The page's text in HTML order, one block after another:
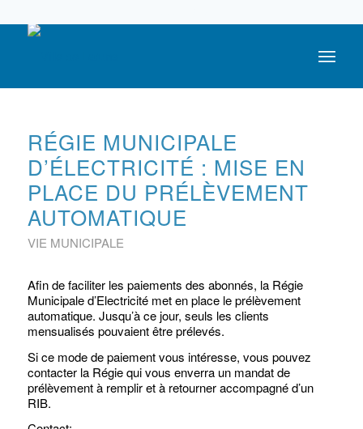
RÉGIE MUNICIPALE
D’ÉLECTRICITÉ : MISE EN
PLACE DU PRÉLÈVEMENT
AUTOMATIQUE
VIE MUNICIPALE
Afin de faciliter les paiements des abonnés, la Régie
Municipale d’Electricité met en place le prélèvement
automatique. Jusqu’à ce jour, seuls les clients
mensualisés pouvaient être prélevés.
Si ce mode de paiement vous intéresse, vous pouvez
contacter la Régie qui vous enverra un mandat de
prélèvement à remplir et à retourner accompagné d’un
RIB.